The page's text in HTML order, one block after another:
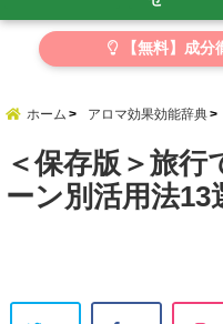
【無料】成分
ホーム アロマ効果効能辞典
＜保存版＞旅
ーン別活用法13